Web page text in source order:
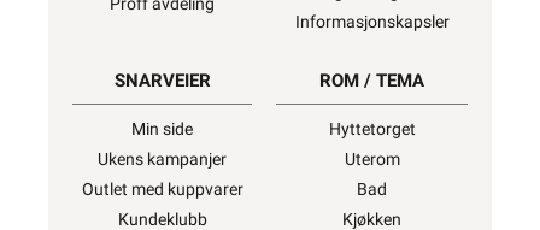
Informasjonskapsler
SNARVEIER
Min side
Ukens kampanjer
Outlet med kuppvarer
Kundeklubb
ROM / TEMA
Hyttetorget
Uterom
Bad
Kjøkken